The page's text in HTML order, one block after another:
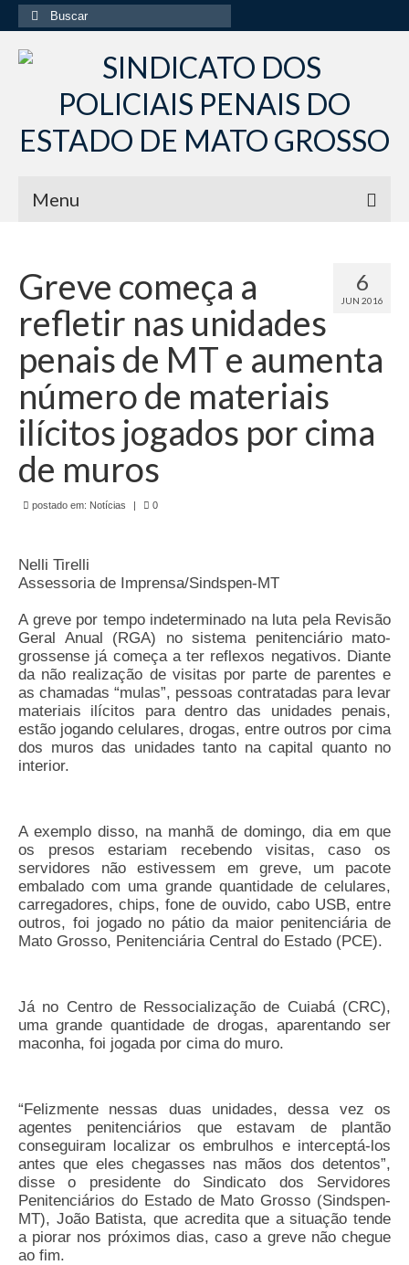
Buscar
por:
Menu
Institucional
Diretoria Sindsppen
Histórico do Sindsppen
Histórico do Sistema Penitenciário do Estado
de Mato Grosso
Formulário de Requerimento Padrão Sindsppen
Serviços prestados pelo Sindicato dos
Servidores Penitenciários de Mato Grosso
Filie-se
Notícias Gerais
Artigos
Esportes
Pautas Nacionais
Convênios
Fale Conosco
Área do Filiado
Regimento interno do Sindsppen
6
JUN 2016
Greve começa a
refletir nas unidades
penais de MT e aumenta
número de materiais
ilícitos jogados por cima
de muros
postado em: Notícias | 0
Nelli Tirelli
Assessoria de Imprensa/Sindspen-MT
A greve por tempo indeterminado na luta pela Revisão
Geral Anual (RGA) no sistema penitenciário mato-
grossense já começa a ter reflexos negativos. Diante
da não realização de visitas por parte de parentes e
as chamadas “mulas”, pessoas contratadas para levar
materiais ilícitos para dentro das unidades penais,
estão jogando celulares, drogas, entre outros por cima
dos muros das unidades tanto na capital quanto no
interior.
A exemplo disso, na manhã de domingo, dia em que
os presos estariam recebendo visitas, caso os
servidores não estivessem em greve, um pacote
embalado com uma grande quantidade de celulares,
carregadores, chips, fone de ouvido, cabo USB, entre
outros, foi jogado no pátio da maior penitenciária de
Mato Grosso, Penitenciária Central do Estado (PCE).
Já no Centro de Ressocialização de Cuiabá (CRC),
uma grande quantidade de drogas, aparentando ser
maconha, foi jogada por cima do muro.
“Felizmente nessas duas unidades, dessa vez os
agentes penitenciários que estavam de plantão
conseguiram localizar os embrulhos e interceptá-los
antes que eles chegasses nas mãos dos detentos”,
disse o presidente do Sindicato dos Servidores
Penitenciários do Estado de Mato Grosso (Sindspen-
MT), João Batista, que acredita que a situação tende
a piorar nos próximos dias, caso a greve não chegue
ao fim.